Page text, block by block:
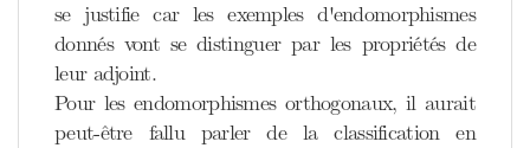
se justifie car les exemples d'endomorphismes
donnés vont se distinguer par les propriétés de
leur adjoint.
Pour les endomorphismes orthogonaux, il aurait
peut-être fallu parler de la classification en